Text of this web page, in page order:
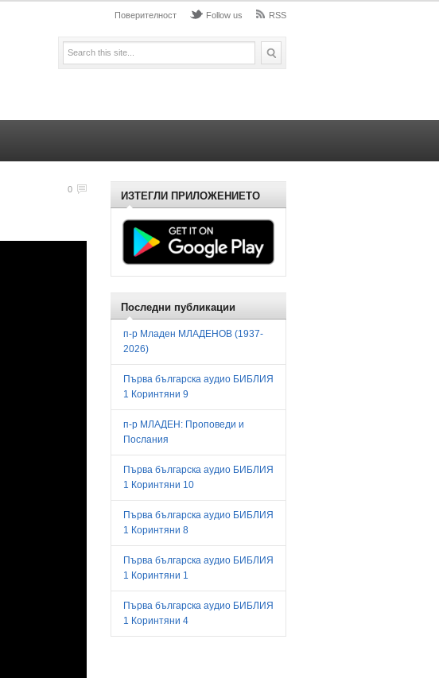
Поверителност Follow us RSS
0 ИЗТЕГЛИ ПРИЛОЖЕНИЕТО
Последни публикации
п-р Младен МЛАДЕНОВ (1937-
2026)
Първа българска аудио БИБЛИЯ
1 Коринтяни 9
п-р МЛАДЕН: Проповеди и
Послания
Първа българска аудио БИБЛИЯ
1 Коринтяни 10
Първа българска аудио БИБЛИЯ
1 Коринтяни 8
Първа българска аудио БИБЛИЯ
1 Коринтяни 1
Първа българска аудио БИБЛИЯ
1 Коринтяни 4